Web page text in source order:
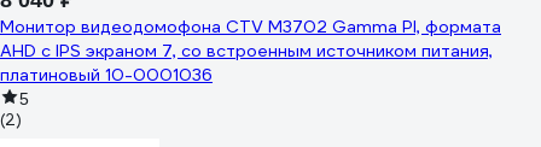
Монитор видеодомофона CTV M3702 Gamma PI, формата
AHD с IPS экраном 7, со встроенным источником питания,
платиновый 10-0001036
5
(2)